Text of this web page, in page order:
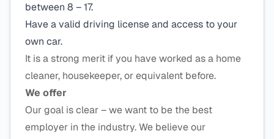
between 8 – 17.
Have a valid driving license and access to your
own car.
It is a strong merit if you have worked as a home
cleaner, housekeeper, or equivalent before.
We offer
Our goal is clear – we want to be the best
employer in the industry. We believe our